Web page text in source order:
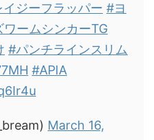
ジーフラッパー #ヨ
ームシンカーTG
#パンチラインスリム
#APIA
March 16,